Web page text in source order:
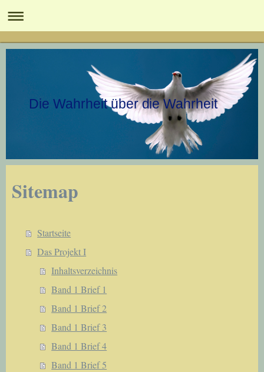
Die Wahrheit über die Wahrheit
Sitemap
Startseite
Das Projekt I
Inhaltsverzeichnis
Band 1 Brief 1
Band 1 Brief 2
Band 1 Brief 3
Band 1 Brief 4
Band 1 Brief 5